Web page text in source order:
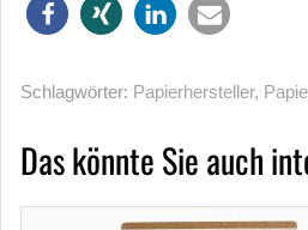
Schlagwörter: Papierhersteller,
Das könnte Sie auch